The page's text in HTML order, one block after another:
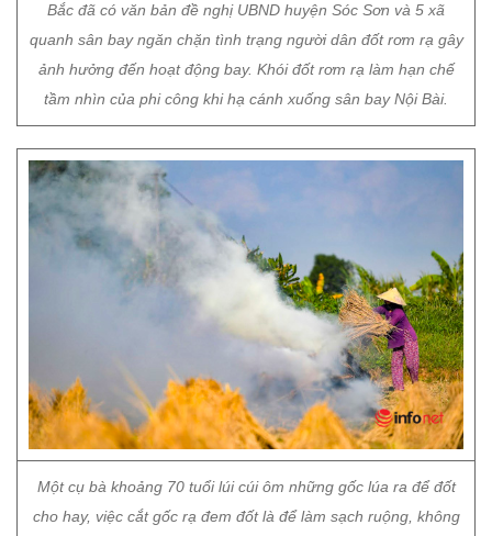
Bắc đã có văn bản đề nghị UBND huyện Sóc Sơn và 5 xã
quanh sân bay ngăn chặn tình trạng người dân đốt rơm rạ gây
ảnh hưởng đến hoạt động bay. Khói đốt rơm rạ làm hạn chế
tầm nhìn của phi công khi hạ cánh xuống sân bay Nội Bài.
Một cụ bà khoảng 70 tuổi lúi cúi ôm những gốc lúa ra để đốt
cho hay, việc cắt gốc rạ đem đốt là để làm sạch ruộng, không